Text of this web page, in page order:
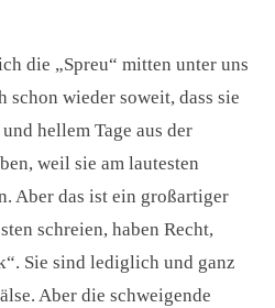
die „Spreu“ mitten unter uns
schon wieder soweit, dass sie
hellem Tage aus der
weil sie am lautesten
Aber das ist ein großartiger
schreien, haben Recht,
Sie sind lediglich und ganz
Aber die schweigende